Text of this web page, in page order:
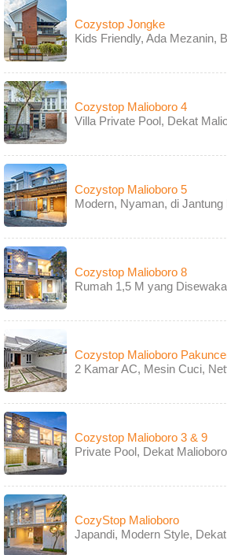
Cozystop Jongke
Kids Friendly, Ada Mezanin,
Cozystop Malioboro 4
Villa Private Pool, Dekat
Cozystop Malioboro 5
Modern, Nyaman, di Jantung
Cozystop Malioboro 8
Rumah 1,5 M yang
Cozystop Malioboro
2 Kamar AC, Mesin Cuci,
Cozystop Malioboro 3 & 9
Private Pool, Dekat Malioboro
CozyStop Malioboro
Japandi, Modern Style,